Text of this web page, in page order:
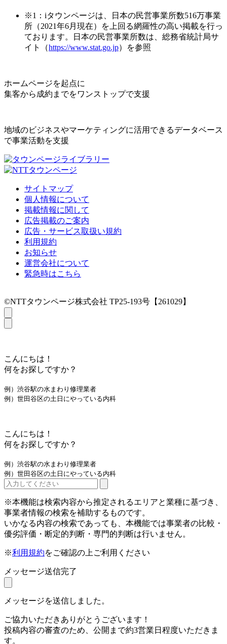
※1：iタウンページは、日本の民営事業所数516万事業
所（2021年6月現在）を上回る網羅性の高い掲載を行っ
ております。日本の民営事業所数は、総務省統計局サ
イト（https://www.stat.go.jp）を参照
ホームページを起点に
集客から成約までをワンストップで支援
地域のビジネスやマーケティングに活用できるデータベース
で事業活動を支援
サイトマップ
個人情報について
掲載情報に関して
広告掲載のご案内
広告・サービス取扱い規約
利用規約
お知らせ
運営会社について
緊急時はこちら
©NTTタウンページ株式会社 TP25-193号【261029】
こんにちは！
何をお探しですか？
例）渋谷駅の水まわり修理業者
例）世田谷区の土日にやっている内科
こんにちは！
何をお探しですか？
例）渋谷駅の水まわり修理業者
例）世田谷区の土日にやっている内科
※本機能は検索内容から推定されるエリアと業種に基づき、
事業者情報の検索を補助するものです。
いかなる内容の検索であっても、本機能では事業者の比較・
優劣評価・断定的判断・専門的判断は行いません。
※利用規約をご確認の上ご利用ください
メッセージ送信完了
メッセージを送信しました。
ご協力いただきありがとうございます！
投稿内容の審査のため、公開まで約3営業日程度いただきま
す。